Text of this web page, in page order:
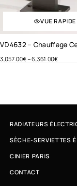
VUE RAPIDE
VD4632 – Chauffage
3,057.00€–6,361.00€
RADIATEURS
SÈCHE-SERVIETTES
CINIER PARIS
CONTACT